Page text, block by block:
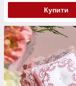
Купити